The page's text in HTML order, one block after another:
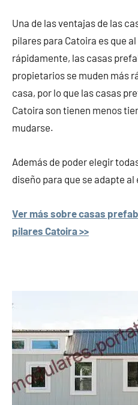
Una de las ventajas de las
pilares para Catoira es que
rápidamente, las casas
propietarios se muden más
casa, por lo que las casas
Catoira son tienen menos
mudarse.
Además de poder elegir
diseño para que se adapte
Ver más sobre casas
pilares Catoira >>